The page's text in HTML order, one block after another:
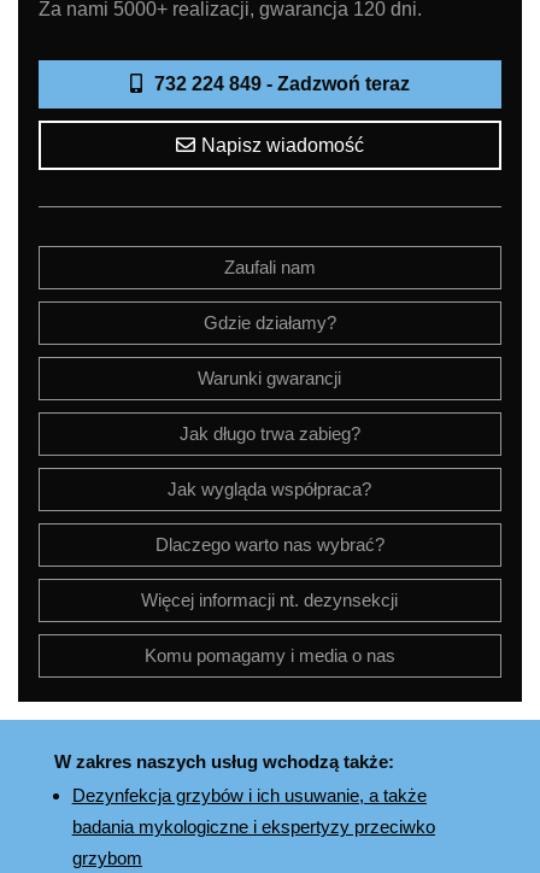
Za nami 5000+ realizacji, gwarancja 120 dni.
732 224 849 - Zadzwoń teraz
Napisz wiadomość
Zaufali nam
Gdzie działamy?
Warunki gwarancji
Jak długo trwa zabieg?
Jak wygląda współpraca?
Dlaczego warto nas wybrać?
Więcej informacji nt. dezynsekcji
Komu pomagamy i media o nas
W zakres naszych usług wchodzą także:
Dezynfekcja grzybów i ich usuwanie, a także
badania mykologiczne i ekspertyzy przeciwko
grzybom